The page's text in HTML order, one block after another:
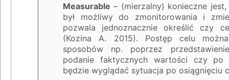
Measurable – (mierzalny) konieczne
był możliwy do zmonitorowania i
pozwala jednoznacznie określić czy
(Kozina A. 2015). Postęp celu
sposobów np. poprzez
podanie faktycznych wartości czy po
będzie wyglądać sytuacja po osiągnięciu